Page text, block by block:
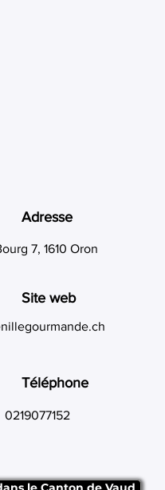
Adresse
7, 1610 Oron
Site web
Téléphone
0219077152